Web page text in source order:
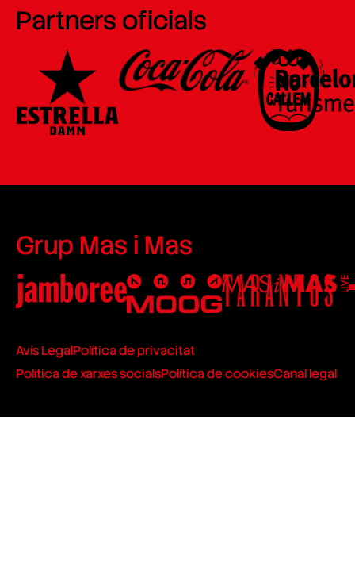
Partners oficials
Grup Mas i Mas
Avís LegalPolítica de privacitat
Política de xarxes socialsPolítica de cookiesCanal legal